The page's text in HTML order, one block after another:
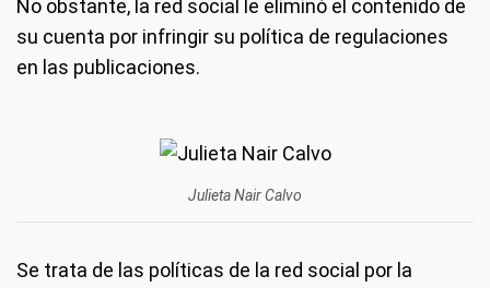
No obstante, la red social le eliminó el contenido de
su cuenta por infringir su política de regulaciones
en las publicaciones.
Julieta Nair Calvo
Se trata de las políticas de la red social por la